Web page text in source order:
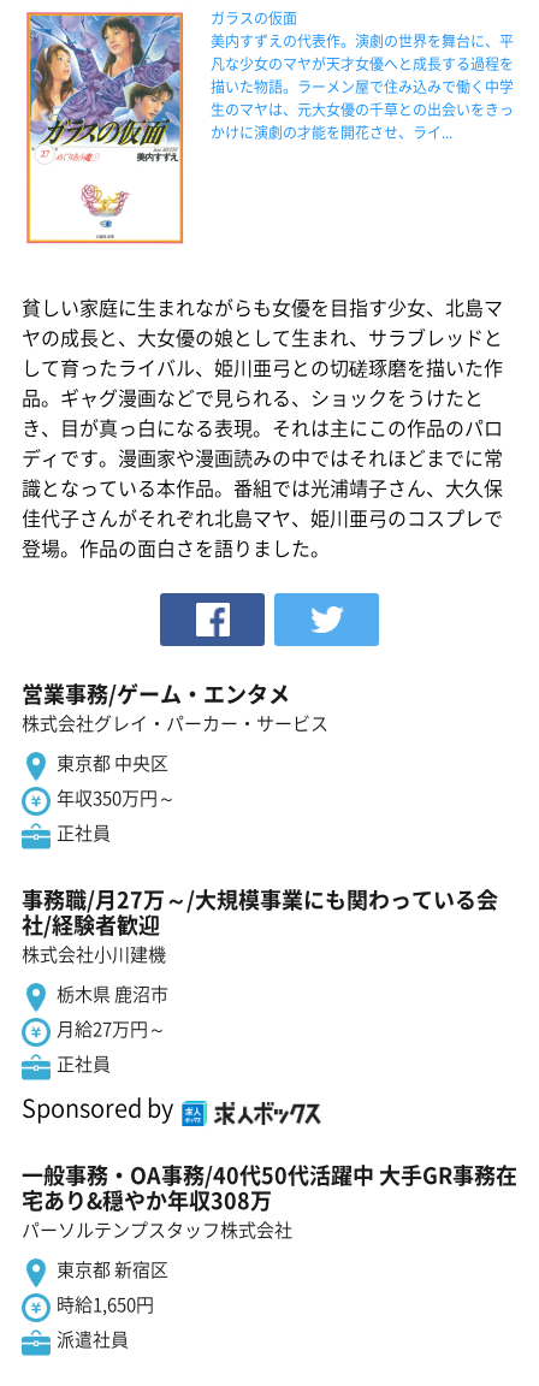
ガラスの仮面
美内すずえの代表作。演劇の世界を舞台に、平
凡な少女のマヤが天才女優へと成長する過程を
描いた物語。ラーメン屋で住み込みで働く中学
生のマヤは、元大女優の千草との出会いをきっ
かけに演劇の才能を開花させ、ライ...
貧しい家庭に生まれながらも女優を目指す少女、北島マ
ヤの成長と、大女優の娘として生まれ、サラブレッドと
して育ったライバル、姫川亜弓との切磋琢磨を描いた作
品。ギャグ漫画などで見られる、ショックをうけたと
き、目が真っ白になる表現。それは主にこの作品のパロ
ディです。漫画家や漫画読みの中ではそれほどまでに常
識となっている本作品。番組では光浦靖子さん、大久保
佳代子さんがそれぞれ北島マヤ、姫川亜弓のコスプレで
登場。作品の面白さを語りました。
営業事務/ゲーム・エンタメ
株式会社グレイ・パーカー・サービス
東京都 中央区
年収350万円～
正社員
事務職/月27万～/大規模事業にも関わっている会
社/経験者歓迎
株式会社小川建機
栃木県 鹿沼市
月給27万円～
正社員
Sponsored by
一般事務・OA事務/40代50代活躍中 大手GR事務在
宅あり&穏やか年収308万
パーソルテンプスタッフ株式会社
東京都 新宿区
時給1,650円
派遣社員